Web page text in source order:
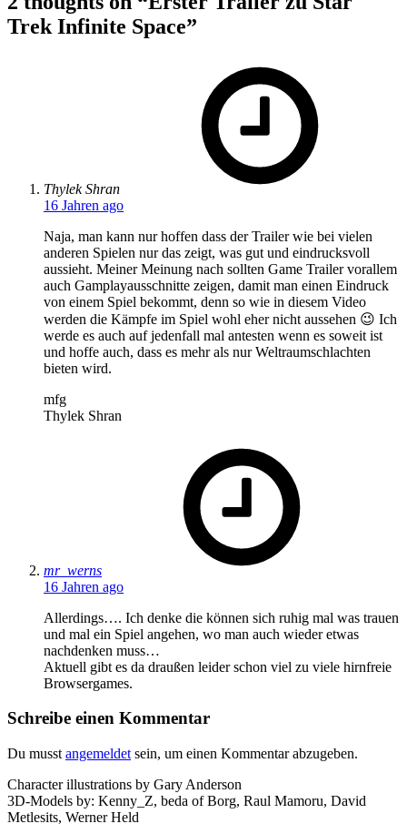
Trek Infinite Space”
Thylek Shran
16 Jahren ago
Naja, man kann nur hoffen dass der Trailer wie bei vielen
anderen Spielen nur das zeigt, was gut und eindrucksvoll
aussieht. Meiner Meinung nach sollten Game Trailer vorallem
auch Gamplayausschnitte zeigen, damit man einen Eindruck
von einem Spiel bekommt, denn so wie in diesem Video
werden die Kämpfe im Spiel wohl eher nicht aussehen 😉 Ich
werde es auch auf jedenfall mal antesten wenn es soweit ist
und hoffe auch, dass es mehr als nur Weltraumschlachten
bieten wird.
mfg
Thylek Shran
mr_werns
16 Jahren ago
Allerdings…. Ich denke die können sich ruhig mal was trauen
und mal ein Spiel angehen, wo man auch wieder etwas
nachdenken muss…
Aktuell gibt es da draußen leider schon viel zu viele hirnfreie
Browsergames.
Schreibe einen Kommentar
Du musst angemeldet sein, um einen Kommentar abzugeben.
Character illustrations by Gary Anderson
3D-Models by: Kenny_Z, beda of Borg, Raul Mamoru, David
Metlesits, Werner Held